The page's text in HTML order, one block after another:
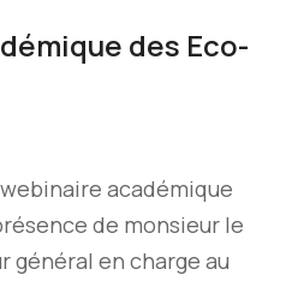
des Eco-
webinaire académique
de monsieur le
général en charge au